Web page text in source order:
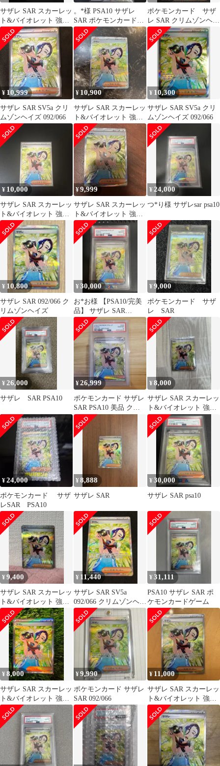
サザレ SAR スカーレッ
ト&バイオレット 強化
拡張パック クリムゾン
ヘイズ …
。*様 PSA10 サザレ
SAR ポケモンカードゲ
ーム
ポケモンカード サザ
レ SAR クリムゾンヘイ
ズ 極美品
¥ 10,999
サザレ SAR SV5a クリ
ムゾンヘイズ 092/066
¥ 10,900
サザレ SAR スカーレッ
ト&バイオレット 強化
拡張パック クリムゾン
ヘイズン
¥ 10,300
サザレ SAR SV5a クリ
ムゾンヘイズ 092/066
¥ 10,000
サザレ SAR スカーレッ
ト&バイオレット 強化
拡張パック クリムゾン
ヘイズ …
¥9,999
サザレ SAR スカーレッ
ト&バイオレット 強化
拡張パック クリムゾン
ヘイズ …
¥ 24,000
つ*り様 サザレsar psa10
¥ 10,800
サザレ SAR 092/066 ク
リムゾンヘイズ
¥30,000
お*お様 【PSA10/完美
品】 サザレ SAR
PSA10
¥9,000
ポケモンカード サザ
レ SAR
¥26,000
サザレ SAR PSA10
¥26,999
ポケモンカード サザレ
SAR PSA10 美品 クリ
ムゾンヘイズ
¥8,000
サザレ SAR スカーレッ
ト&バイオレット 強化
拡張パック クリムゾン
ヘイズ …
¥24,000
ポケモンカード サザ
レSAR PSA10
¥8,888
サザレ SAR
¥30,000
サザレ SAR psa10
¥9,400
サザレ SAR スカーレッ
ト&バイオレット 強化
拡張パック クリムゾン
ヘイズ …
¥ 11,440
サザレ SAR SV5a
092/066 クリムゾンヘイ
ズ 状態良好
¥31,111
PSA10 サザレ SAR ポ
ケモンカードゲーム
¥8,000
サザレ SAR スカーレッ
ト&バイオレット 強化
拡張パック クリムゾン
ヘイズ …
¥9,990
ポケモンカード サザレ
SAR 092/066
¥ 11,000
サザレ SAR スカーレッ
ト&バイオレット 強化
拡張パック クリムゾン
ヘイズ …